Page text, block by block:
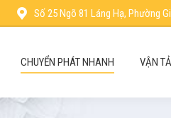
Số 25 Ngõ 81 Láng Hạ, Phường
CHUYỂN PHÁT NHANH VẬN